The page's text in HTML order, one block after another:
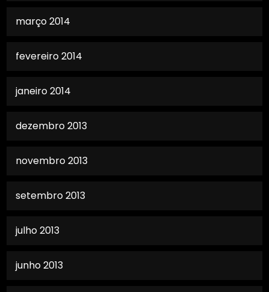
março 2014
fevereiro 2014
janeiro 2014
dezembro 2013
novembro 2013
setembro 2013
julho 2013
junho 2013